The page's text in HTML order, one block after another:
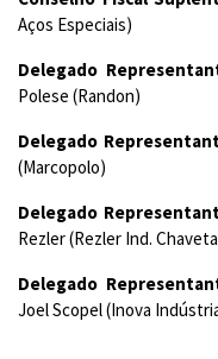
Aços Especiais)
Delegado
Polese (Randon)
Delegado
(Marcopolo)
Delegado
Rezler (Rezler Ind.
Delegado
Joel Scopel (Inova